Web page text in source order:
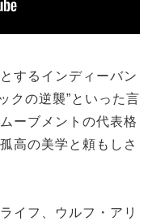
するインディーバン
クの逆襲”といった言
ーブメントの代表格
高の美学と頼もしさ
イフ、ウルフ・アリ